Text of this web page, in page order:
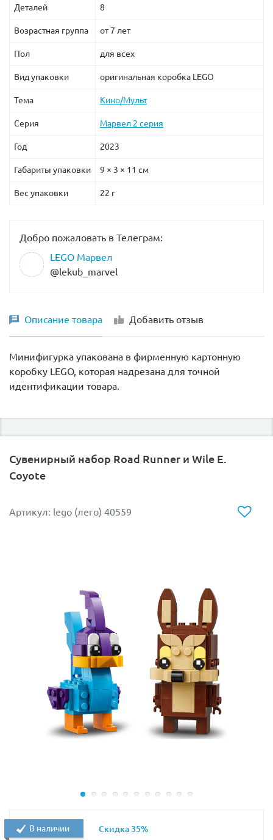
Деталей 8
Возрастная группа от 7 лет
Пол для всех
Вид упаковки оригинальная коробка LEGO
Тема Кино/Мульт
Серия Марвел 2 серия
Год 2023
Габариты упаковки 9 × 3 × 11 см
Вес упаковки 22 г
Добро пожаловать в Телеграм:
LEGO Марвел
@lekub_marvel
Описание товара Добавить отзыв
Минифигурка упакована в фирменную картонную
коробку LEGO, которая надрезана для точной
идентификации товара.
Сувенирный набор Road Runner и Wile E.
Coyote
Артикул: lego (лего) 40559
В наличии Скидка 35%